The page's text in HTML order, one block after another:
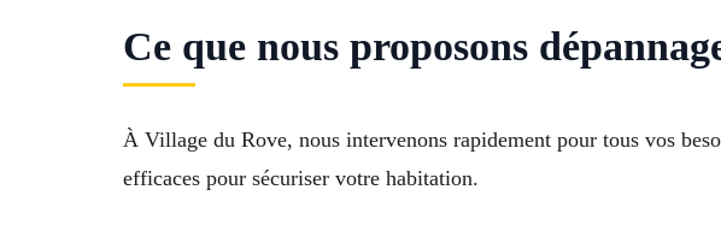
Ce que nous proposons
À Village du Rove, nous intervenons rapidement pour tous vos
efficaces pour sécuriser votre habitation.